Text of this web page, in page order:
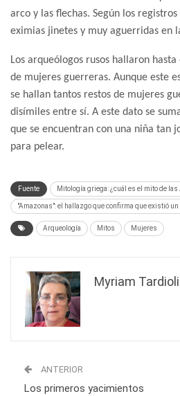
arco y las flechas. Según los
eximias jinetes y muy aguerridas en
Los arqueólogos rusos hallaron
de mujeres guerreras. Aunque este
se hallan tantos restos de mujeres
disímiles entre sí. A este dato se
que se encuentran con una niña tan
para pelear.
Fuente Mitología griega: ¿cuál es el mito de
"Amazonas": el hallazgo que confirma que existió
Arqueología Mitos Mujeres
Myriam Tardioli
ANTERIOR
Los primeros yacimientos